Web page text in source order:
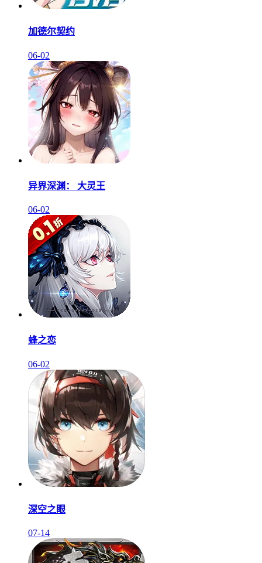
加德尔契约
06-02
异界深渊： 大灵王
06-02
蜂之恋
06-02
深空之眼
07-14